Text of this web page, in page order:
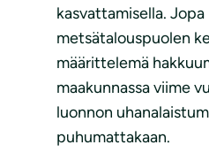
kasvattamisella. Jopa
metsätalouspuolen
määrittelemä
maakunnassa viime
luonnon
puhumattakaan.